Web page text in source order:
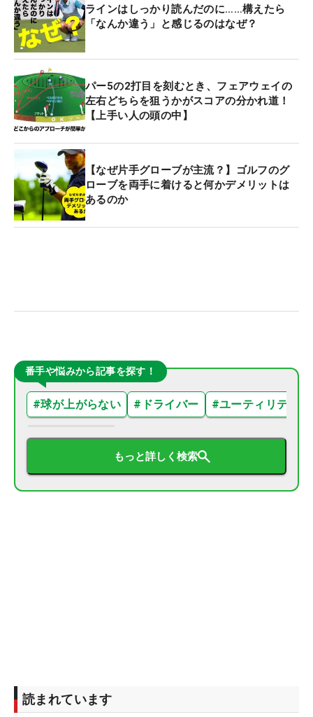
ラインはしっかり読んだのに……構えたら
「なんか違う」と感じるのはなぜ？
パー5の2打目を刻むとき、フェアウェイの
左右どちらを狙うかがスコアの分かれ道！
【上手い人の頭の中】
【なぜ片手グローブが主流？】ゴルフのグ
ローブを両手に着けると何かデメリットは
あるのか
番手や悩みから記事を探す！
#球が上がらない # ドライバー #ユーティリティ
もっと詳しく検索
読まれています